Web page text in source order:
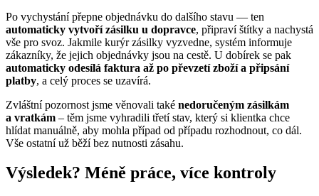
Po vychystání přepne objednávku do dalšího stavu — ten
automaticky vytvoří zásilku u dopravce, připraví štítky a nachystá
vše pro svoz. Jakmile kurýr zásilky vyzvedne, systém informuje
zákazníky, že jejich objednávky jsou na cestě. U dobírek se pak
automaticky odesílá faktura až po převzetí zboží a připsání
platby, a celý proces se uzavírá.
Zvláštní pozornost jsme věnovali také nedoručeným zásilkám
a vratkám – těm jsme vyhradili třetí stav, který si klientka chce
hlídat manuálně, aby mohla případ od případu rozhodnout, co dál.
Vše ostatní už běží bez nutnosti zásahu.
Výsledek? Méně práce, více kontroly